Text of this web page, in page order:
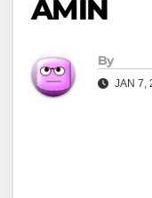
AMIN
By
JAN 7,